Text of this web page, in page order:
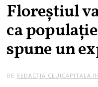
Floreștiul
ca
spune un
DE REDACȚIA